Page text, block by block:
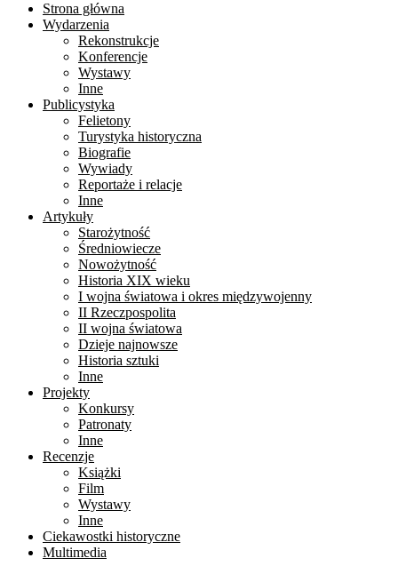
Strona główna
Wydarzenia
Rekonstrukcje
Konferencje
Wystawy
Inne
Publicystyka
Felietony
Turystyka historyczna
Biografie
Wywiady
Reportaże i relacje
Inne
Artykuły
Starożytność
Średniowiecze
Nowożytność
Historia XIX wieku
I wojna światowa i okres międzywojenny
II Rzeczpospolita
II wojna światowa
Dzieje najnowsze
Historia sztuki
Inne
Projekty
Konkursy
Patronaty
Inne
Recenzje
Książki
Film
Wystawy
Inne
Ciekawostki historyczne
Multimedia